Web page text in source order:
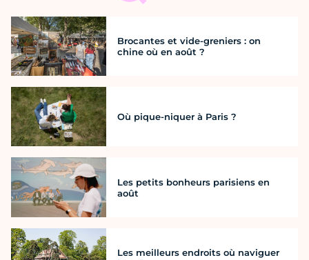
Brocantes et vide-greniers : on
chine où en août ?
Où pique-niquer à Paris ?
Les petits bonheurs parisiens en
août
Les meilleurs endroits où naviguer